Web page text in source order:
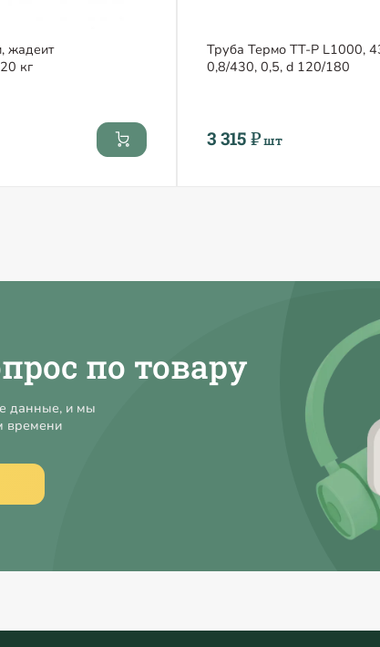
жадеит
кг
Труба Термо ТТ-Р L1000,
0,8/430, 0,5, d 120/180
3 315 ₽шт
по товару
данные, и мы
времени